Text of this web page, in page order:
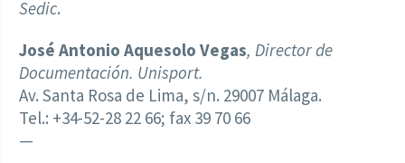
Sedic.
José Antonio Aquesolo Vegas, Director de
Documentación. Unisport.
Av. Santa Rosa de Lima, s/n. 29007 Málaga.
Tel.: +34-52-28 22 66; fax 39 70 66
—